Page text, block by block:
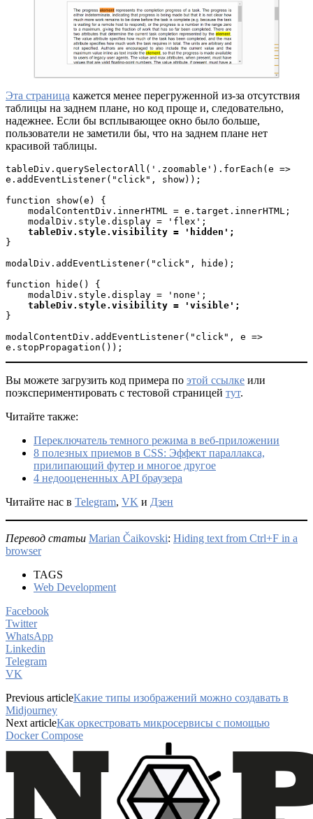
Эта страница кажется менее перегруженной из-за отсутствия
таблицы на заднем плане, но код проще и, следовательно,
надежнее. Если бы всплывающее окно было больше,
пользователи не заметили бы, что на заднем плане нет
красивой таблицы.
tableDiv.querySelectorAll('.zoomable').forEach(e =>
e.addEventListener("click", show));
function show(e) {
tableDiv.style.visibility = 'hidden';
}
modalDiv.addEventListener("click", hide);
function hide() {
tableDiv.style.visibility = 'visible';
}
modalContentDiv.addEventListener("click", e =>
e.stopPropagation());
Вы можете загрузить код примера по этой ссылке или
поэкспериментировать с тестовой страницей тут.
Читайте также:
Переключатель темного режима в веб-приложении
8 полезных приемов в CSS: Эффект параллакса,
прилипающий футер и многое другое
4 недооцененных API браузера
Читайте нас в Telegram, VK и Дзен
Перевод статьи Marian Čaikovski: Hiding text from Ctrl+F in a
browser
TAGS
Web Development
Facebook
Twitter
WhatsApp
Linkedin
Telegram
VK
Previous articleКакие типы изображений можно создавать в
Midjourney
Next articleКак оркестровать микросервисы с помощью
Docker Compose